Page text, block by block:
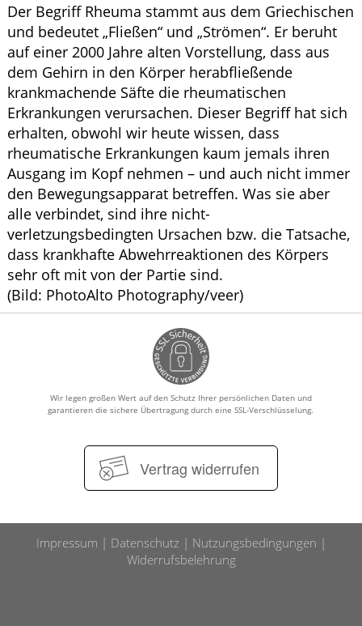
Der Begriff Rheuma stammt aus dem Griechischen
und bedeutet „Fließen“ und „Strömen“. Er beruht
auf einer 2000 Jahre alten Vorstellung, dass aus
dem Gehirn in den Körper herabfließende
krankmachende Säfte die rheumatischen
Erkrankungen verursachen. Dieser Begriff hat sich
erhalten, obwohl wir heute wissen, dass
rheumatische Erkrankungen kaum jemals ihren
Ausgang im Kopf nehmen – und auch nicht immer
den Bewegungsapparat betreffen. Was sie aber
alle verbindet, sind ihre nicht-
verletzungsbedingten Ursachen bzw. die Tatsache,
dass krankhafte Abwehrreaktionen des Körpers
sehr oft mit von der Partie sind.
(Bild: PhotoAlto Photography/veer)
Wir legen großen Wert auf den Schutz Ihrer persönlichen Daten und
garantieren die sichere Übertragung durch eine SSL-Verschlüsselung.
Vertrag widerrufen
Impressum Datenschutz
Nutzungsbedingungen
Widerrufsbelehrung